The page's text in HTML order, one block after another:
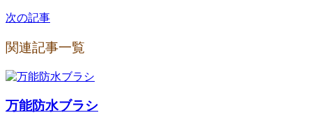
次の記事
関連記事一覧
万能防水ブラシ